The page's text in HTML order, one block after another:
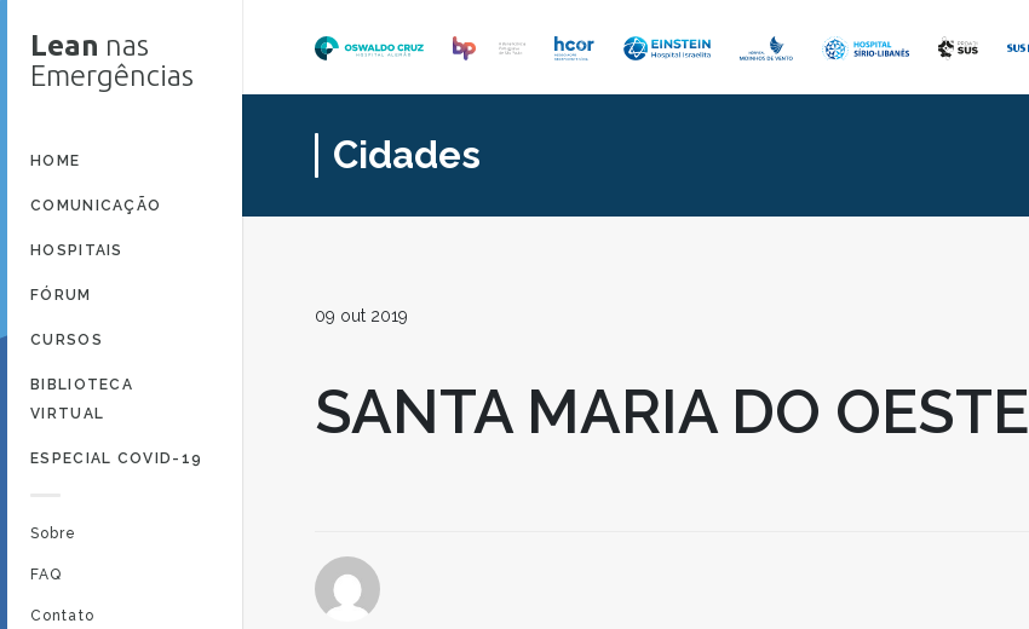
Lean nas
Emergências
HOME
COMUNICAÇÃO
HOSPITAIS
FÓRUM
CURSOS
BIBLIOTECA
VIRTUAL
ESPECIAL COVID-19
Sobre
FAQ
Contato
Cidades
09 out 2019
SANTA MARIA DO OESTE